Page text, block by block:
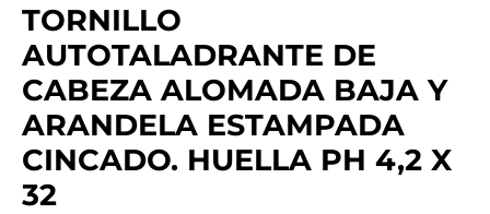
TORNILLO
AUTOTALADRANTE DE
CABEZA ALOMADA BAJA Y
ARANDELA ESTAMPADA
CINCADO. HUELLA PH 4,2 X
32